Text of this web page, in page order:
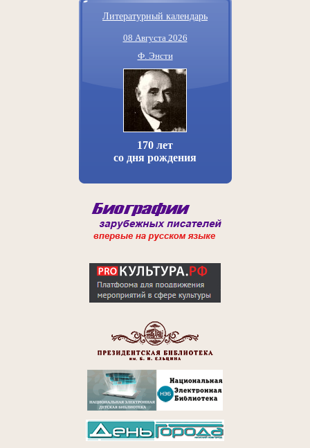
Литературный календарь
08 Августа 2026
Ф. Энсти
170 лет
со дня рождения